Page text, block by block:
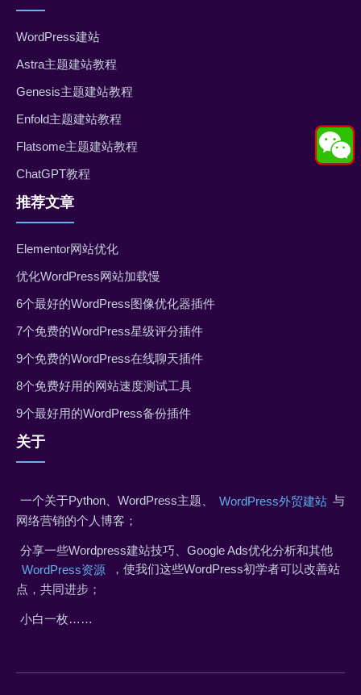
WordPress建站
Astra主题建站教程
Genesis主题建站教程
Enfold主题建站教程
Flatsome主题建站教程
ChatGPT教程
推荐文章
Elementor网站优化
优化WordPress网站加载慢
6个最好的WordPress图像优化器插件
7个免费的WordPress星级评分插件
9个免费的WordPress在线聊天插件
8个免费好用的网站速度测试工具
9个最好用的WordPress备份插件
关于
一个关于Python、WordPress主题、 WordPress外贸建站 与
网络营销的个人博客；
分享一些Wordpress建站技巧、Google Ads优化分析和其他
WordPress资源
，使我们这些WordPress初学者可以改善站
点，共同进步；
小白一枚……